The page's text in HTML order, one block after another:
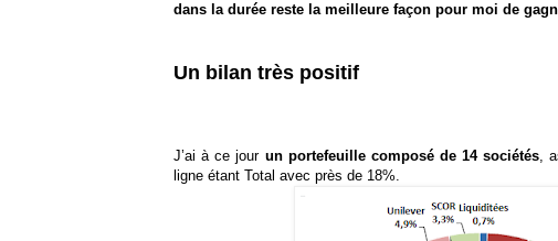
dans la durée reste la meilleure façon pour moi de
Un bilan très positif
J’ai à ce jour un portefeuille composé de 14 sociétés,
ligne étant Total avec près de 18%.